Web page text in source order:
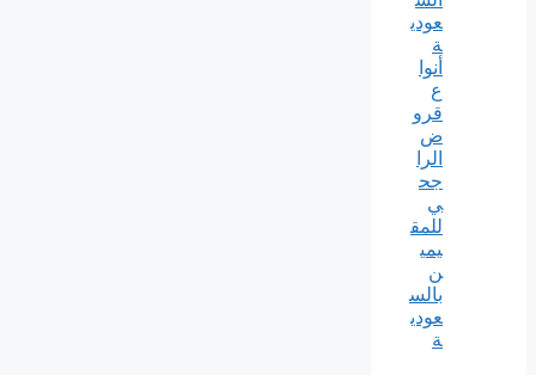
عودي
ة
أنوا
ع
قرو
ض
الرا
جح
ي
للمق
يمي
ن
بالس
عودي
ة